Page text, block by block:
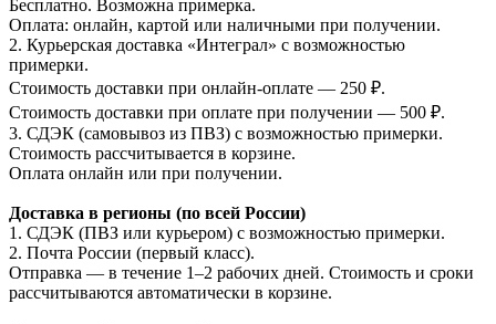
Бесплатно. Возможна примерка.
Оплата: онлайн, картой или наличными при получении.
2. Курьерская доставка «Интеграл» с возможностью
примерки.
Стоимость доставки при онлайн-оплате — 250 ₽.
Стоимость доставки при оплате при получении — 500 ₽.
3. СДЭК (самовывоз из ПВЗ) с возможностью примерки.
Стоимость рассчитывается в корзине.
Оплата онлайн или при получении.
Доставка в регионы (по всей России)
1. СДЭК (ПВЗ или курьером) с возможностью примерки.
2. Почта России (первый класс).
Отправка — в течение 1–2 рабочих дней. Стоимость и сроки
рассчитываются автоматически в корзине.